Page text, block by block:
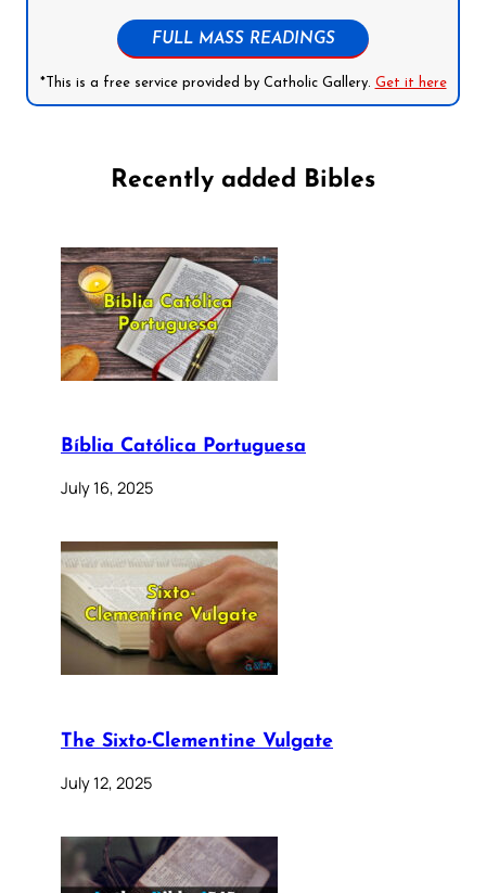
FULL MASS READINGS
*This is a free service provided by Catholic Gallery. Get it here
Recently added Bibles
Bíblia Católica Portuguesa
July 16, 2025
The Sixto-Clementine Vulgate
July 12, 2025